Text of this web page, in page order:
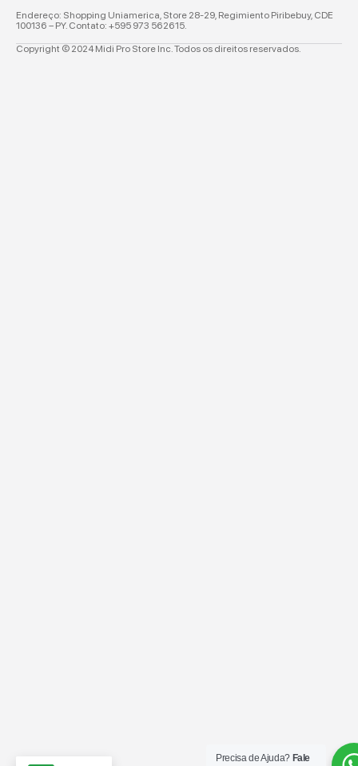
Endereço: Shopping Uniamerica, Store 28-29, Regimiento Piribebuy, CDE
100136 – PY. Contato: +595 973 562615.
Copyright © 2024 Midi Pro Store Inc. Todos os direitos reservados.
Precisa de Ajuda? Fale